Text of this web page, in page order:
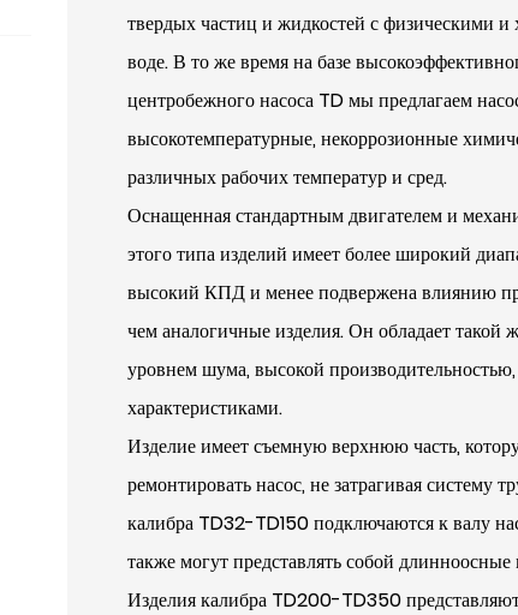
твердых частиц и жидкостей с физическими
воде. В то же время на базе
центробежного насоса TD мы предлагаем
высокотемпературные, некоррозионные
различных рабочих температур и сред.
Оснащенная стандартным двигателем и
этого типа изделий имеет более широкий
высокий КПД и менее подвержена влиянию
чем аналогичные изделия. Он обладает такой
уровнем шума, высокой
характеристиками.
Изделие имеет съемную верхнюю часть,
ремонтировать насос, не затрагивая систему
калибра TD32-TD150 подключаются к валу
также могут представлять собой
Изделия калибра TD200-TD350